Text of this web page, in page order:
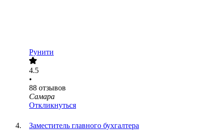
Рунити
4.5
•
88 отзывов
Самара
Откликнуться
Заместитель главного бухгалтера